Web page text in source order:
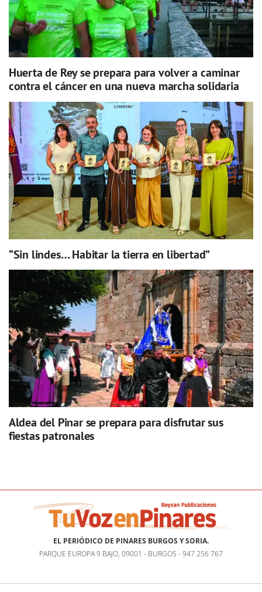
Huerta de Rey se prepara para volver a caminar
contra el cáncer en una nueva marcha solidaria
“Sin lindes… Habitar la tierra en libertad”
Aldea del Pinar se prepara para disfrutar sus
fiestas patronales
EL PERIÓDICO DE PINARES BURGOS Y SORIA.
PARQUE EUROPA 9 BAJO, 09001 - BURGOS - 947 256 767